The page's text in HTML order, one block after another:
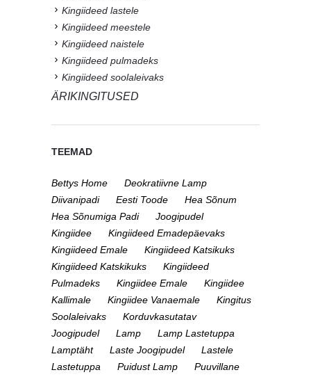
Kingiideed lastele
Kingiideed meestele
Kingiideed naistele
Kingiideed pulmadeks
Kingiideed soolaleivaks
ÄRIKINGITUSED
TEEMAD
Bettys Home
Deokratiivne Lamp
Diivanipadi
Eesti Toode
Hea Sõnum
Hea Sõnumiga Padi
Joogipudel
Kingiidee
Kingiideed Emadepäevaks
Kingiideed Emale
Kingiideed Katsikuks
Kingiideed Katskikuks
Kingiideed
Pulmadeks
Kingiidee Emale
Kingiidee
Kallimale
Kingiidee Vanaemale
Kingitus
Soolaleivaks
Korduvkasutatav
Joogipudel
Lamp
Lamp Lastetuppa
Lamptäht
Laste Joogipudel
Lastele
Lastetuppa
Puidust Lamp
Puuvillane